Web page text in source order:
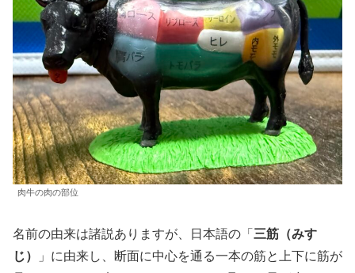
肉牛の肉の部位
名前の由来は諸説ありますが、日本語の「 三筋（みす
じ）
」に由来し、断面に中心を通る一本の筋と上下に筋が